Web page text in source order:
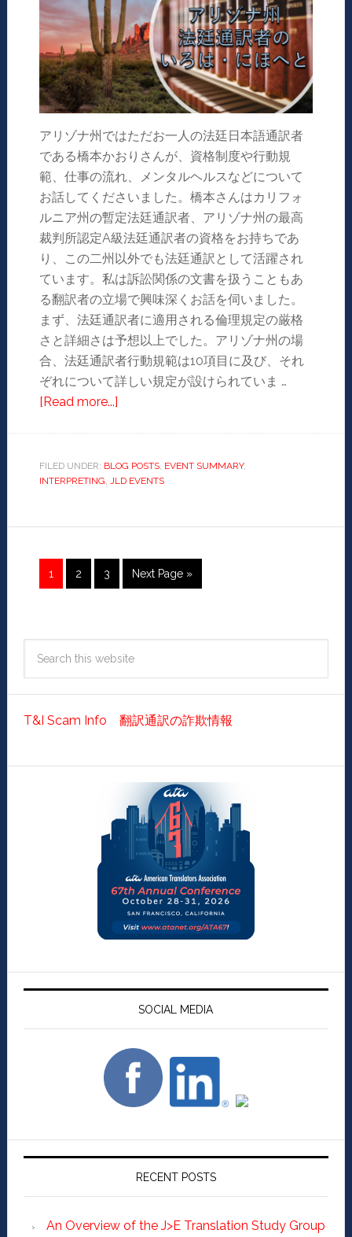
アリゾナ州ではただお一人の法廷日本語通訳者
である橋本かおりさんが、資格制度や行動規
範、仕事の流れ、メンタルヘルスなどについて
お話してくださいました。橋本さんはカリフォ
ルニア州の暫定法廷通訳者、アリゾナ州の最高
裁判所認定A級法廷通訳者の資格をお持ちであ
り、この二州以外でも法廷通訳として活躍され
ています。私は訴訟関係の文書を扱うこともあ
る翻訳者の立場で興味深くお話を伺いました。
まず、法廷通訳者に適用される倫理規定の厳格
さと詳細さは予想以上でした。アリゾナ州の場
合、法廷通訳者行動規範は10項目に及び、それ
ぞれについて詳しい規定が設けられていま …
[Read more...]
FILED UNDER: BLOG POSTS, EVENT SUMMARY,
INTERPRETING, JLD EVENTS
1 2 3 Next Page »
T&I Scam Info 翻訳通訳の詐欺情報
SOCIAL MEDIA
RECENT POSTS
An Overview of the J>E Translation Study Group